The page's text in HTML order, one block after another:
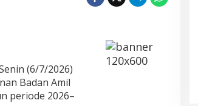
(6/7/2026)
Badan Amil
periode 2026–
PPP Minta Pemkab Sarolangun Beri